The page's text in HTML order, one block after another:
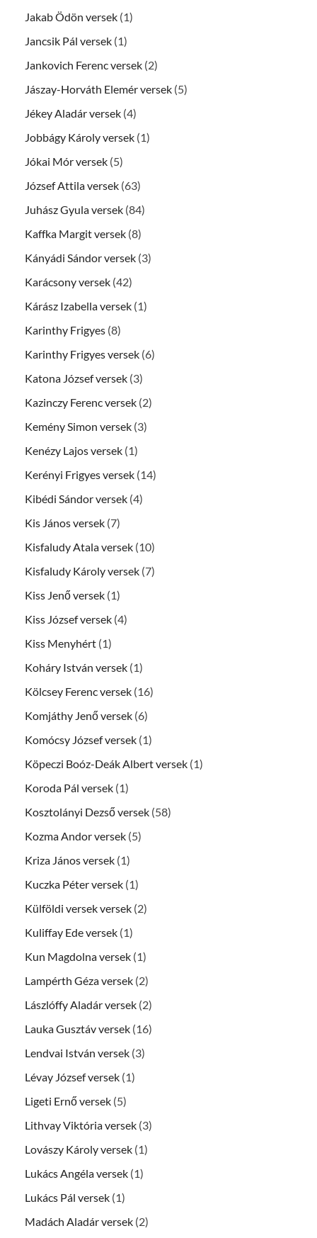
Jakab Ödön versek (1)
Jancsik Pál versek (1)
Jankovich Ferenc versek (2)
Jászay-Horváth Elemér versek (5)
Jékey Aladár versek (4)
Jobbágy Károly versek (1)
Jókai Mór versek (5)
József Attila versek (63)
Juhász Gyula versek (84)
Kaffka Margit versek (8)
Kányádi Sándor versek (3)
Karácsony versek (42)
Kárász Izabella versek (1)
Karinthy Frigyes (8)
Karinthy Frigyes versek (6)
Katona József versek (3)
Kazinczy Ferenc versek (2)
Kemény Simon versek (3)
Kenézy Lajos versek (1)
Kerényi Frigyes versek (14)
Kibédi Sándor versek (4)
Kis János versek (7)
Kisfaludy Atala versek (10)
Kisfaludy Károly versek (7)
Kiss Jenő versek (1)
Kiss József versek (4)
Kiss Menyhért (1)
Koháry István versek (1)
Kölcsey Ferenc versek (16)
Komjáthy Jenő versek (6)
Komócsy József versek (1)
Köpeczi Boóz-Deák Albert versek (1)
Koroda Pál versek (1)
Kosztolányi Dezső versek (58)
Kozma Andor versek (5)
Kriza János versek (1)
Kuczka Péter versek (1)
Külföldi versek versek (2)
Kuliffay Ede versek (1)
Kun Magdolna versek (1)
Lampérth Géza versek (2)
Lászlóffy Aladár versek (2)
Lauka Gusztáv versek (16)
Lendvai István versek (3)
Lévay József versek (1)
Ligeti Ernő versek (5)
Lithvay Viktória versek (3)
Lovászy Károly versek (1)
Lukács Angéla versek (1)
Lukács Pál versek (1)
Madách Aladár versek (2)